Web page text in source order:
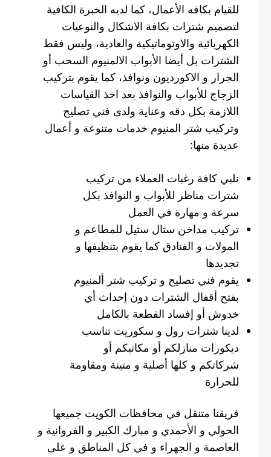
للقيام بكافه الأعمال، كما لديه الخبرة الكافية
لتصميم شترات بكافة الاشكال والنوعيات
الكهربائية والاوتوماتيكية والعادية، وليس فقط
الشترات بل أيضا الأبواب الالمنيوم السحب أو
الجرار و الاكورديون ونوافذ، كما يقوم بتركيب
الزجاج للأبواب والنوافذ بعد اخذ القياسات
اللازمة بكل دقه وعناية ولدى فني تصليح
وتركيب شتر المنيوم خدمات متنوعة و أعمال
عديدة منها:
نلبي كافة رغبات العملاء من تركيب
شترات مناظر للأبواب و النوافذ بكل
سرعة و مهارة في العمل
تركيب مداخن ستال ستيل للمطاعم و
المولات و الفنادق كما يقوم بتنظيفها و
تجديدها
يقوم فني تصليح و تركيب شتر ألمنيوم
بفتح أقفال الشترات دون إحداث أي
خدوش أو إفساد القطعة بالكامل
لدينا شترات رول و سكوريت تناسب
ديكورات منازلكم أو مكاتبكم أو
شركاتكم و كلها أصلية و متينة ومقاومة
للحرارة
فريقنا متنقل في محافظات الكويت جميعها
الحولي و الأحمدي و مبارك الكبير و الفروانية و
العاصمة و الجهراء و في كل المناطق و على